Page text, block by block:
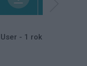
- 1 rok